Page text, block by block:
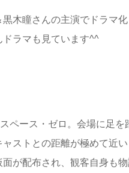
木瞳さんの主演でドラマ
ラマも見ています^^
ペース・ゼロ。会場に足を
ストとの距離が極めて近
が配布され、観客自身も